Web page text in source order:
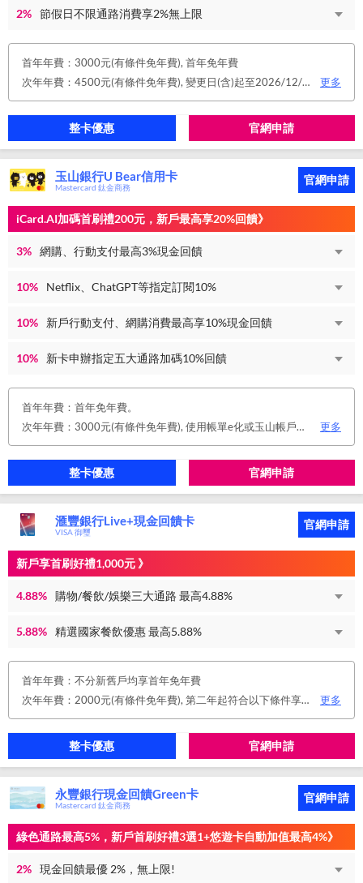
2% 節假日不限通路消費享2%無上限
首年年費：3000元(有條件免年費), 首年免年費
次年年費：4500元(有條件免年費), 變更日(含)起至2026/12/31止，符合原卡別之免年費消費條件 或 使用台新信用卡數位帳單(包含電子/行動帳單)且生效，即享免年費優惠。
更多
整卡優惠 官網申請
玉山銀行U Bear信用卡
Mastercard 鈦金商務
官網申請
iCard.AI加碼首刷禮200元，新戶最高享20%回饋》
3% 網購、行動支付最高3%現金回饋
10% Netflix、ChatGPT等指定訂閱10%
10% 新戶行動支付、網購消費最高享10%現金回饋
10% 新卡申辦指定五大通路加碼10%回饋
首年年費：首年免年費。
次年年費：3000元(有條件免年費), 使用帳單e化或玉山帳戶自動扣繳信用卡款或任消費一筆享免年費優惠。
更多
整卡優惠 官網申請
滙豐銀行Live+現金回饋卡
VISA 御璽
官網申請
新戶享首刷好禮1,000元 》
4.88% 購物/餐飲/娛樂三大通路 最高4.88%
5.88% 精選國家餐飲優惠 最高5.88%
首年年費：不分新舊戶均享首年免年費
次年年費：2000元(有條件免年費), 第二年起符合以下條件享年費優惠辦法 • 使用非紙本帳單(電子帳單或行動帳單)終身免年費 • 前一年消費滿 8 萬或 12 次享次年免年費
更多
整卡優惠 官網申請
永豐銀行現金回饋Green卡
Mastercard 鈦金商務
官網申請
綠色通路最高5%，新戶首刷好禮3選1+悠遊卡自動加值最高4%》
2% 現金回饋最優 2%，無上限!